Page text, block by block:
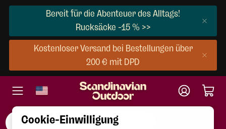
Bereit für die Abenteuer des Alltags!
Rucksäcke -15 % >>
Kostenloser Versand bei Bestellungen über
200 € mit DPD
Cookie-Einwilligung